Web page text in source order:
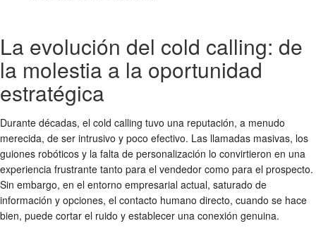
La evolución del cold calling: de
la molestia a la oportunidad
estratégica
Durante décadas, el cold calling tuvo una reputación, a menudo
merecida, de ser intrusivo y poco efectivo. Las llamadas masivas, los
guiones robóticos y la falta de personalización lo convirtieron en una
experiencia frustrante tanto para el vendedor como para el prospecto.
Sin embargo, en el entorno empresarial actual, saturado de
información y opciones, el contacto humano directo, cuando se hace
bien, puede cortar el ruido y establecer una conexión genuina.